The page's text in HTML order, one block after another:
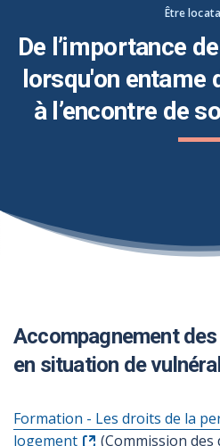
Être
De l’importance
lorsqu'on entame
à l’encontre de
Accompagnement
en situation de
Formation - Les droits de la
logement
(Commission